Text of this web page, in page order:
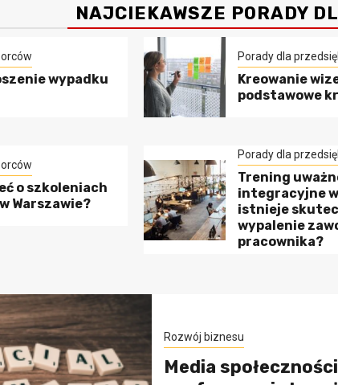
NAJCIEKAWSZE PORADY
wypadku
Porady dla
Kreowanie
podstawowe
o szkoleniach
Warszawie?
Porady dla
Trening
integracyjne
istnieje
wypalenie
pracownika?
Rozwój biznesu
Media